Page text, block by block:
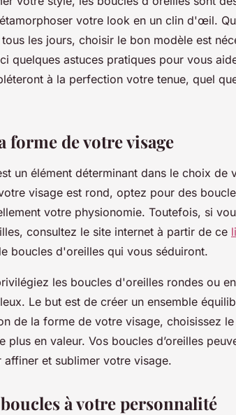
boucles
?
votre look en un clin d'œil.
les jours, choisir le bon modèle est
quelques astuces pratiques pour vous
à la perfection votre tenue, quel
forme de votre visage
un élément déterminant dans le choix de
visage est rond, optez pour des
votre physionomie. Toutefois, si
consultez le site internet à partir de ce
boucles d'oreilles qui vous séduiront.
les boucles d'oreilles rondes ou
Le but est de créer un ensemble
de la forme de votre visage, choisissez
en valeur. Vos boucles d’oreilles
et sublimer votre visage.
à votre personnalité